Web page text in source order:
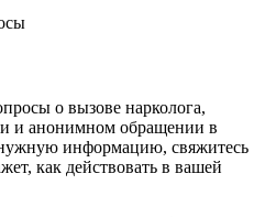
о вызове нарколога,
и анонимном обращении в
информацию, свяжитесь
как действовать в вашей